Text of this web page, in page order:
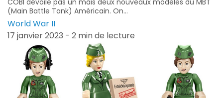
COBI dévoile pas un mais deux nouveaux modèles du MBT
(Main Battle Tank) Américain. On...
World War II
17 janvier 2023 - 2 min de lecture